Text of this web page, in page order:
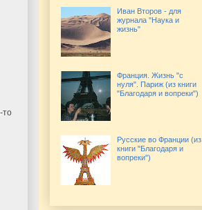
то
Иван Второв - для
журнала "Наука и
жизнь"
Франция. Жизнь "с
нуля". Париж (из книги
"Благодаря и вопреки")
Русские во Франции (из
книги "Благодаря и
вопреки")